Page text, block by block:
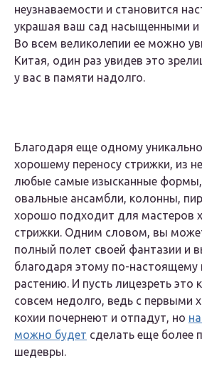
неузнаваемости и становится
украшая ваш сад насыщенными и
Во всем великолепии ее можно
Китая, один раз увидев это
у вас в памяти надолго.
Благодаря еще одному
хорошему переносу стрижки, из
любые самые изысканные
овальные ансамбли, колонны,
хорошо подходит для мастеров
стрижки. Одним словом, вы
полный полет своей фантазии и
благодаря этому по-
растению. И пусть лицезреть это
совсем недолго, ведь с первыми
кохии почернеют и отпадут, но
можно будет сделать еще более
шедевры.